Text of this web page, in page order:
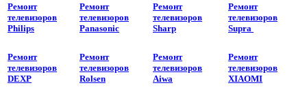
Ремонт
телевизоров
Philips
Ремонт
телевизоров
Panasonic
Ремонт
телевизоров
Sharp
Ремонт
телевизоров
Supra
Ремонт
телевизоров
DEXP
Ремонт
телевизоров
Rolsen
Ремонт
телевизоров
Aiwa
Ремонт
телевизоров
XIAOMI